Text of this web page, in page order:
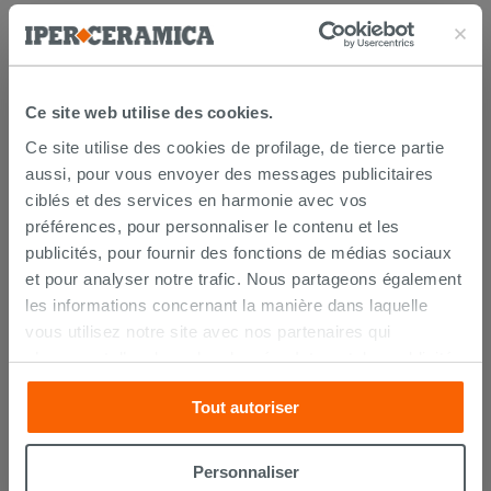
Ce site web utilise des cookies.
Ce site utilise des cookies de profilage, de tierce partie
aussi, pour vous envoyer des messages publicitaires
ciblés et des services en harmonie avec vos
préférences, pour personnaliser le contenu et les
publicités, pour fournir des fonctions de médias sociaux
et pour analyser notre trafic. Nous partageons également
les informations concernant la manière dans laquelle
vous utilisez notre site avec nos partenaires qui
s’occupent d’analyser les données Internet, les publicités
et les réseaux sociaux. Lesdits partenaires pourraient
combiner ces informations avec d’autres que vous leur
avez fournies ou qu’ils ont recueillies à partir de votre
utilisation sur leurs services. Si vous souhaitez en savoir
Tout autoriser
Personnaliser
AJOUTER AU PANIER
LIVRAISON GARANTIE
IPERCERAMICA collabore depuis de nombreuses
transports internationauxet l'expédition des produits